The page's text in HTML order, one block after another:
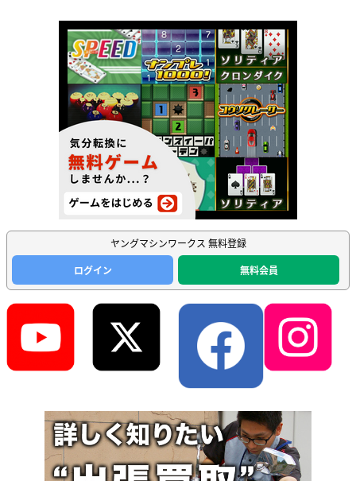
ヤングマシンワークス 無料登録
ログイン
無料会員